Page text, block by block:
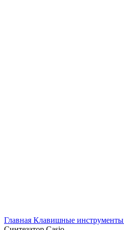
Главная Клавишные инструменты